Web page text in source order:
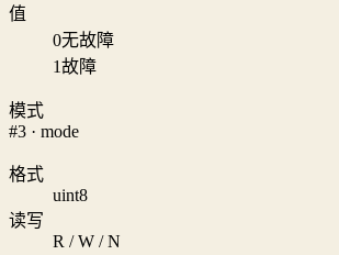
值
0无故障
1故障
模式
#3 · mode
格式
uint8
读写
R / W / N